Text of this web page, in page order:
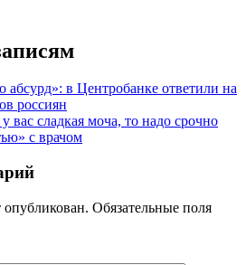
абсурд»: в Центробанке ответили на
россиян
вас сладкая моча, то надо срочно
с врачом
опубликован. Обязательные поля